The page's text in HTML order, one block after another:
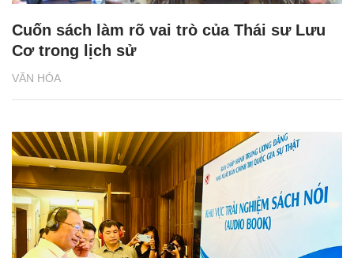
VĂN HÓA
Cuốn sách làm rõ vai trò của Thái sư Lưu
Cơ trong lịch sử